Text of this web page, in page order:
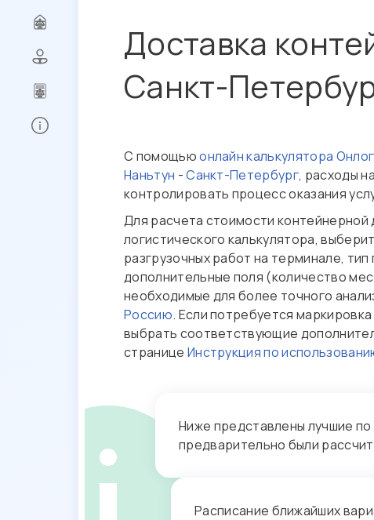
Доставка
Санкт-
С помощьюонлайн калькулятора
Наньтун -Санкт-Петербург, расходы
контролировать процесс оказания
Для расчета стоимости контейнерной
логистического калькулятора,
разгрузочных работ на терминале,
дополнительные поля (количество
необходимые для более точного
Россию. Если потребуется
выбрать соответствующие
странице Инструкция по
Ниже представлены лучшие
предварительно были
Расписание ближайших
Подписание
документов
Обращения